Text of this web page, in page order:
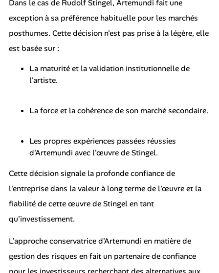
Dans le cas de Rudolf Stingel, Artemundi fait une
exception à sa préférence habituelle pour les marchés
posthumes. Cette décision n'est pas prise à la légère, elle
est basée sur :
La maturité et la validation institutionnelle de
l'artiste.
La force et la cohérence de son marché secondaire.
Les propres expériences passées réussies
d'Artemundi avec l'œuvre de Stingel.
Cette décision signale la profonde confiance de
l'entreprise dans la valeur à long terme de l'œuvre et la
fiabilité de cette œuvre de Stingel en tant
qu'investissement.
L'approche conservatrice d'Artemundi en matière de
gestion des risques en fait un partenaire de confiance